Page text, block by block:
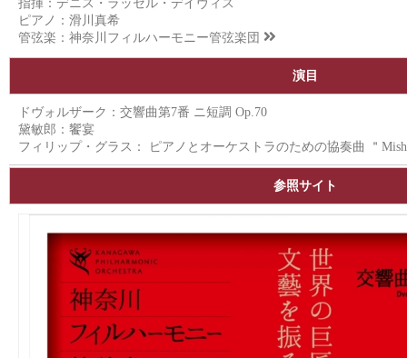
ピアノ：滑川真希
管弦楽： 神奈川フィルハーモニー管弦楽団
演目
ドヴォルザーク：交響曲第7番 ニ短調 Op.70
黛敏郎：饗宴
フィリップ・グラス： ピアノとオーケストラのための協奏曲 ＂
参照サイト